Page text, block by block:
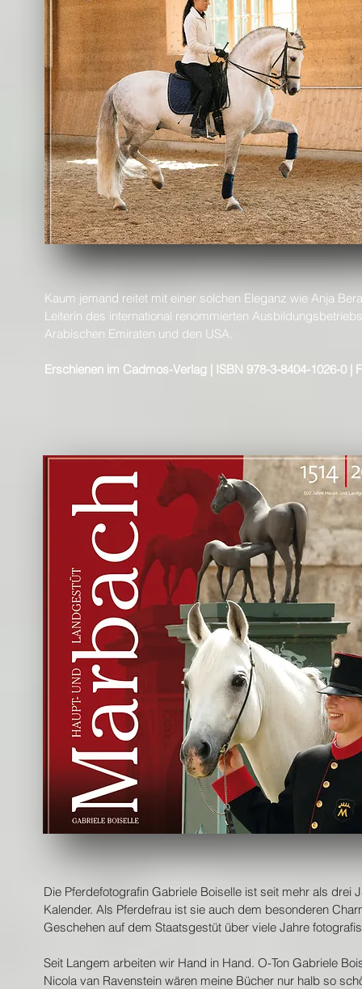
Kaum jemand reitet mit einer solchen Eleganz wie Anja
Leiterin des international renommierten
Arabischen Emiraten und den USA.
Erschienen im Cadmos-Verlag | ISBN 978-3-8404-1026-0 |
Die Pferdefotografin Gabriele Boiselle ist seit mehr als
Kalender. Als Pferdefrau ist sie auch dem besonderen
Geschehen auf dem Staatsgestüt über viele Jahre
Seit Langem arbeiten wir Hand in Hand. O-Ton Gabriele
Nicola van Ravenstein wären meine Bücher nur halb so